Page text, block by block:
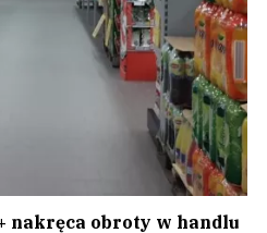
nakręca obroty w handlu